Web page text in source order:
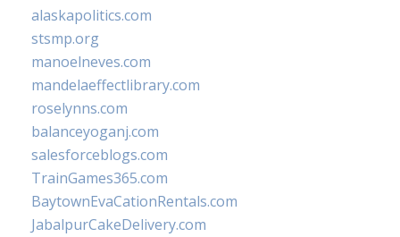
alaskapolitics.com
stsmp.org
manoelneves.com
mandelaeffectlibrary.com
roselynns.com
balanceyoganj.com
salesforceblogs.com
TrainGames365.com
BaytownEvaCationRentals.com
JabalpurCakeDelivery.com